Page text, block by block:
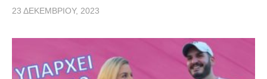
23 ΔΕΚΕΜΒΡΊΟΥ, 2023